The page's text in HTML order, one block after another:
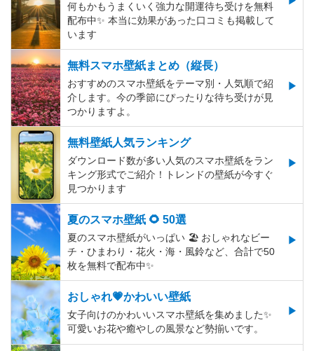
何もかもうまくいく強力な開運待ち受けを無料
配布中✨️ 本当に効果があった口コミも掲載して
います
無料スマホ壁紙まとめ（縦長）
おすすめのスマホ壁紙をテーマ別・人気順で紹
介します。今の季節にぴったりな待ち受けが見
つかりますよ。
無料壁紙人気ランキング
ダウンロード数が多い人気のスマホ壁紙をラン
キング形式でご紹介！トレンドの壁紙が今すぐ
見つかります
夏のスマホ壁紙 🌻 50選
夏のスマホ壁紙がいっぱい 🏖 おしゃれなビー
チ・ひまわり・花火・海・風鈴など、合計で50
枚を無料で配布中✨
おしゃれ💗かわいい壁紙
女子向けのかわいいスマホ壁紙を集めました✨
可愛いお花や癒やしの風景など勢揃いです。